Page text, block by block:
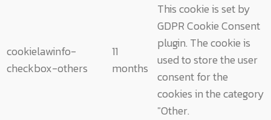
cookielawinfo-
checkbox-others
11
months
This cookie is set by
GDPR Cookie Consent
plugin. The cookie is
used to store the user
consent for the
cookies in the category
"Other.